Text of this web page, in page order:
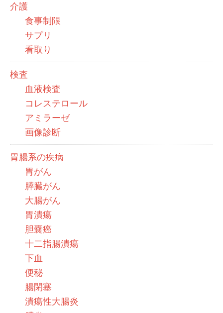
介護
食事制限
サプリ
看取り
検査
血液検査
コレステロール
アミラーゼ
画像診断
胃腸系の疾病
胃がん
膵臓がん
大腸がん
胃潰瘍
胆嚢癌
十二指腸潰瘍
下血
便秘
腸閉塞
潰瘍性大腸炎